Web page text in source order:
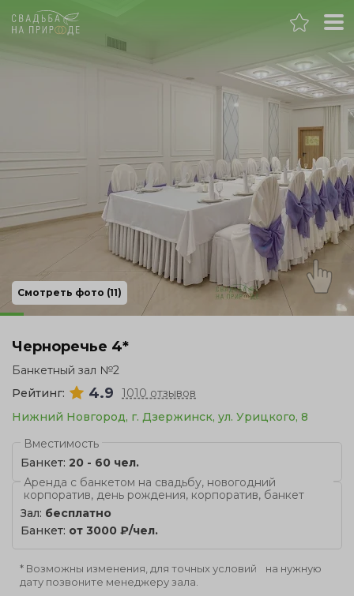
Нижний Новгород
День рождения
Выпускной
Корпоратив
Смотреть фото (11)
Черноречье 4*
Банкетный зал №2
Рейтинг:
4.9
1010 отзывов
Нижний Новгород, г. Дзержинск, ул. Урицкого, 8
Вместимость
Банкет: 20 - 60 чел.
Аренда с банкетом на свадьбу, новогодний
корпоратив, день рождения, корпоратив, банкет
Зал: бесплатно
Банкет: от 3000 ₽/чел.
* Возможны изменения, для точных условий на нужную
дату позвоните менеджеру зала.